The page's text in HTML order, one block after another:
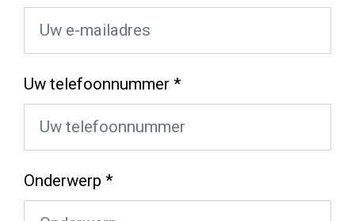
Uw telefoonnummer *
Onderwerp *